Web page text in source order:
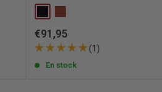
Precio
de
venta
€91,95
(1)
En stock